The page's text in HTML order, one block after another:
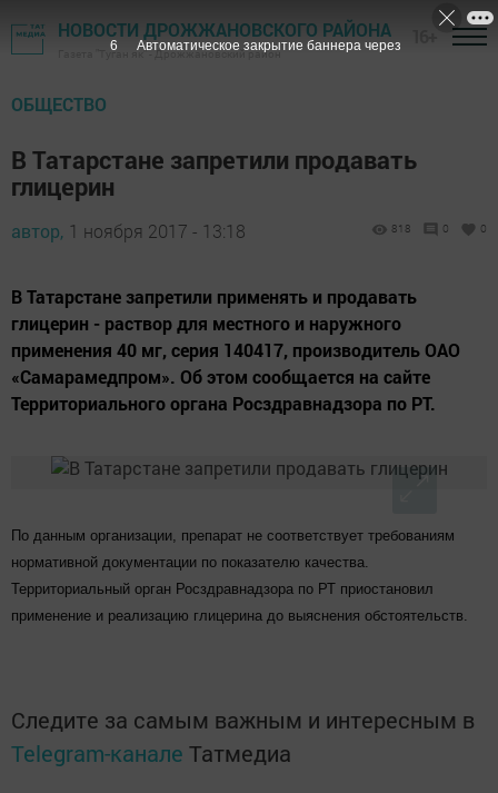
НОВОСТИ ДРОЖЖАНОВСКОГО РАЙОНА
Газета "Туган як" - Дрожжановский район
ОБЩЕСТВО
В Татарстане запретили продавать
глицерин
автор, 1 ноября 2017 - 13:18 818 0 0
В Татарстане запретили применять и продавать
глицерин - раствор для местного и наружного
применения 40 мг, серия 140417, производитель ОАО
«Самарамедпром». Об этом сообщается на сайте
Территориального органа Росздравнадзора по РТ.
По данным организации, препарат не соответствует требованиям
нормативной документации по показателю качества.
Территориальный орган Росздравнадзора по РТ приостановил
применение и реализацию глицерина до выяснения обстоятельств.
Следите за самым важным и интересным в
Telegram-канале Татмедиа
5 Автоматическое закрытие баннера через